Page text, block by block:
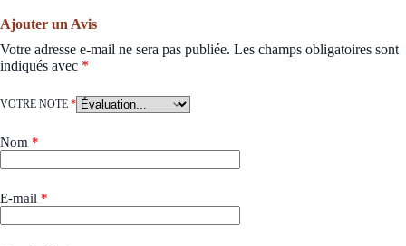
Ajouter un Avis
Votre adresse e-mail ne sera pas publiée. Les champs obligatoires sont
indiqués avec *
VOTRE NOTE *
Nom *
E-mail *